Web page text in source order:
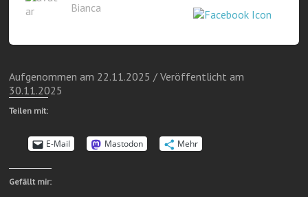
Bianca
Aufgenommen am 22.11.2025 / Veröffentlicht am
30.11.2025
Teilen mit:
E-Mail Mastodon Mehr
Gefällt mir: